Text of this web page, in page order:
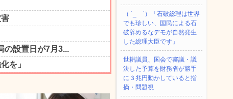
（ ´_ゝ`）「石破総理は世界
でも珍しい、国民による石
破辞めるなデモが自然発生
した総理大臣です」
世耕議員、国会で審議・議
決した予算を財務省が勝手
に３兆円動かしていると指
摘・問題視